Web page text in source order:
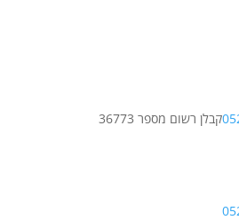
קבלן רשום מספר 36773